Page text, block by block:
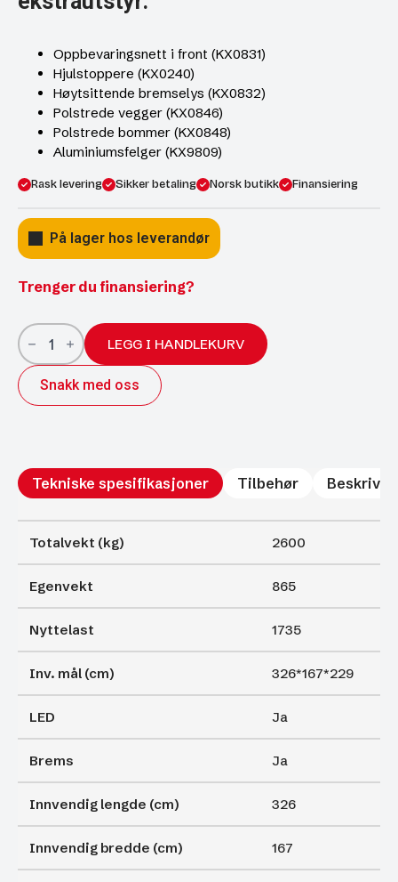
Oppbevaringsnett i front (KX0831)
Hjulstoppere (KX0240)
Høytsittende bremselys (KX0832)
Polstrede vegger (KX0846)
Polstrede bommer (KX0848)
Aluminiumsfelger (KX9809)
Rask levering Sikker betaling Norsk butikk Finansiering
På lager hos leverandør
Trenger du finansiering?
Ifor
Williams
HBX506
SELECT
m.salkammer
SORT
LEGG I HANDLEKURV
Snakk med oss
Tekniske spesifikasjoner Tilbehør
Totalvekt (kg) 2600
Egenvekt 865
Nyttelast 1735
Inv. mål (cm) 326*167*229
LED Ja
Brems Ja
Innvendig lengde (cm) 326
Innvendig bredde (cm) 167